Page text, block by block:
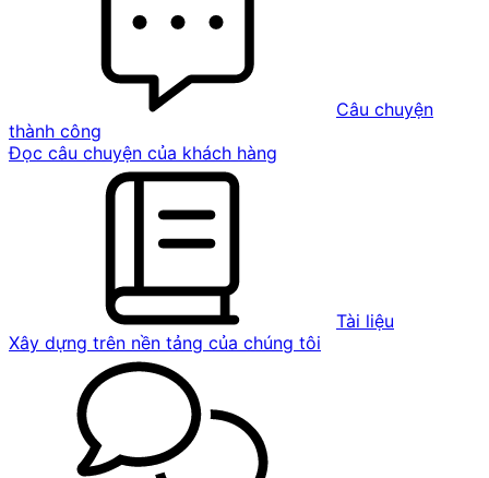
Câu chuyện
thành công
Đọc câu chuyện của khách hàng
Tài liệu
Xây dựng trên nền tảng của chúng tôi